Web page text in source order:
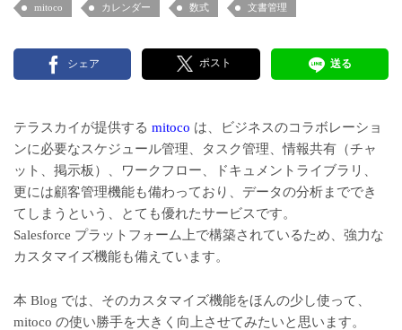
mitoco カレンダー 数式 文書管理
シェア ポスト 送る
テラスカイが提供する mitoco は、ビジネスのコラボレーショ
ンに必要なスケジュール管理、タスク管理、情報共有（チャ
ット、掲示板）、ワークフロー、ドキュメントライブラリ、
更には顧客管理機能も備わっており、データの分析まででき
てしまうという、とても優れたサービスです。
Salesforce プラットフォーム上で構築されているため、強力な
カスタマイズ機能も備えています。
本 Blog では、そのカスタマイズ機能をほんの少し使って、
mitoco の使い勝手を大きく向上させてみたいと思います。